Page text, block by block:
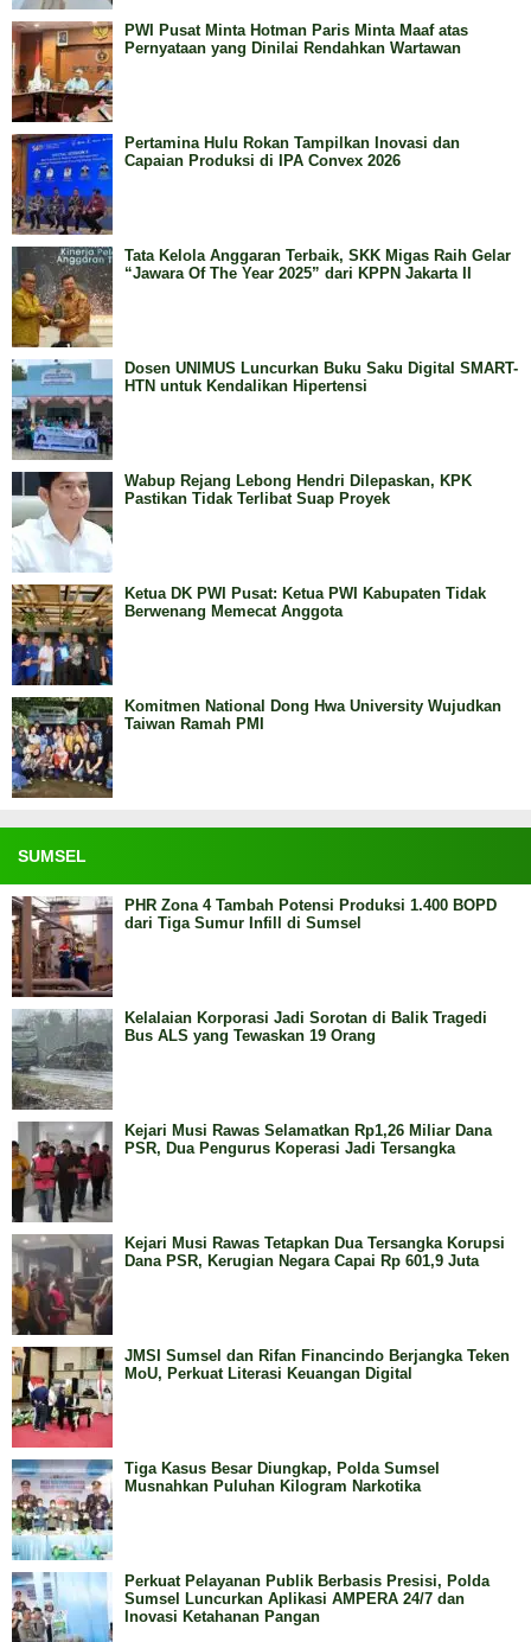
PWI Pusat Minta Hotman Paris Minta Maaf atas
Pernyataan yang Dinilai Rendahkan Wartawan
Pertamina Hulu Rokan Tampilkan Inovasi dan
Capaian Produksi di IPA Convex 2026
Tata Kelola Anggaran Terbaik, SKK Migas Raih Gelar
“Jawara Of The Year 2025” dari KPPN Jakarta II
Dosen UNIMUS Luncurkan Buku Saku Digital SMART-
HTN untuk Kendalikan Hipertensi
Wabup Rejang Lebong Hendri Dilepaskan, KPK
Pastikan Tidak Terlibat Suap Proyek
Ketua DK PWI Pusat: Ketua PWI Kabupaten Tidak
Berwenang Memecat Anggota
Komitmen National Dong Hwa University Wujudkan
Taiwan Ramah PMI
SUMSEL
PHR Zona 4 Tambah Potensi Produksi 1.400 BOPD
dari Tiga Sumur Infill di Sumsel
Kelalaian Korporasi Jadi Sorotan di Balik Tragedi
Bus ALS yang Tewaskan 19 Orang
Kejari Musi Rawas Selamatkan Rp1,26 Miliar Dana
PSR, Dua Pengurus Koperasi Jadi Tersangka
Kejari Musi Rawas Tetapkan Dua Tersangka Korupsi
Dana PSR, Kerugian Negara Capai Rp 601,9 Juta
JMSI Sumsel dan Rifan Financindo Berjangka Teken
MoU, Perkuat Literasi Keuangan Digital
Tiga Kasus Besar Diungkap, Polda Sumsel
Musnahkan Puluhan Kilogram Narkotika
Perkuat Pelayanan Publik Berbasis Presisi, Polda
Sumsel Luncurkan Aplikasi AMPERA 24/7 dan
Inovasi Ketahanan Pangan